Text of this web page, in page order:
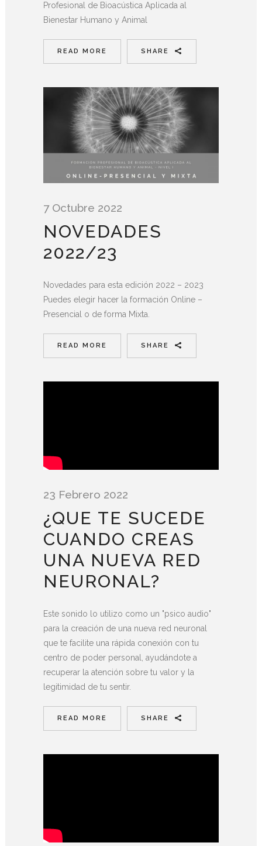
Profesional de Bioacústica Aplicada al
Bienestar Humano y Animal
READ MORE SHARE
7 Octubre 2022
NOVEDADES
2022/23
Novedades para esta edición 2022 – 2023
Puedes elegir hacer la formación Online –
Presencial o de forma Mixta.
READ MORE SHARE
23 Febrero 2022
¿QUE TE SUCEDE
CUANDO CREAS
UNA NUEVA RED
NEURONAL?
Este sonido lo utilizo como un "psico audio"
para la creación de una nueva red neuronal
que te facilite una rápida conexión con tu
centro de poder personal, ayudándote a
recuperar la atención sobre tu valor y la
legitimidad de tu sentir.
READ MORE SHARE